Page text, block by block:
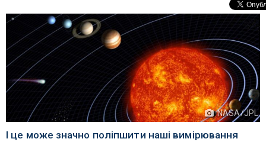
NASA/JPL
І це може значно поліпшити наші вимірювання